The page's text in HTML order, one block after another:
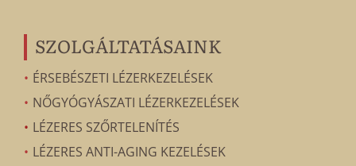
SZOLGÁLTATÁSAINK
ÉRSEBÉSZETI LÉZERKEZELÉSEK
NŐGYÓGYÁSZATI LÉZERKEZELÉSEK
LÉZERES SZŐRTELENÍTÉS
LÉZERES ANTI-AGING KEZELÉSEK